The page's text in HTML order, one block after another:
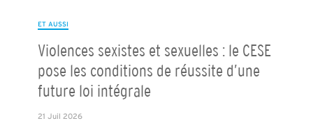
ET AUSSI
Violences sexistes et sexuelles : le CESE
pose les conditions de réussite d’une
future loi intégrale
21 Juil 2026